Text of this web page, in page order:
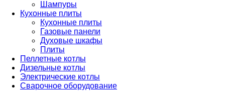
Шампуры
Кухонные плиты
Кухонные плиты
Газовые панели
Духовые шкафы
Плиты
Пеллетные котлы
Дизельные котлы
Электрические котлы
Сварочное оборудование